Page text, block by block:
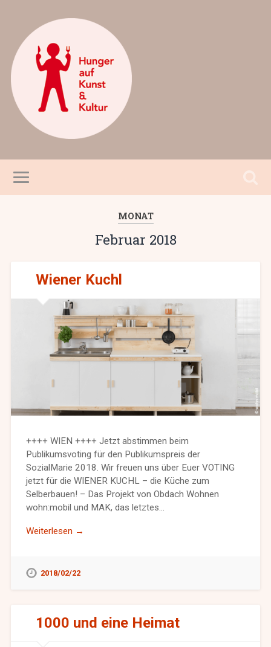
MONAT
Februar 2018
Wiener Kuchl
++++ WIEN ++++ Jetzt abstimmen beim
Publikumsvoting für den Publikumspreis der
SozialMarie 2018. Wir freuen uns über Euer VOTING
jetzt für die WIENER KUCHL – die Küche zum
Selberbauen! – Das Projekt von Obdach Wohnen
wohn:mobil und MAK, das letztes…
Weiterlesen →
2018/02/22
1000 und eine Heimat